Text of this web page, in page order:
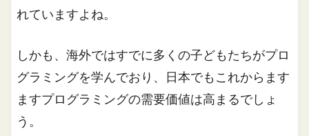
れていますよね。
しかも、海外ではすでに多くの子どもたちがプロ
グラミングを学んでおり、日本でもこれからます
ますプログラミングの需要価値は高まるでしょ
う。